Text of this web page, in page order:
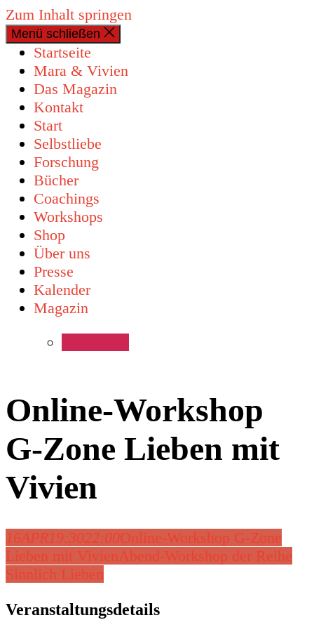
Zum Inhalt springen
Menü schließen
Startseite
Mara & Vivien
Das Magazin
Kontakt
Start
Selbstliebe
Forschung
Bücher
Coachings
Workshops
Shop
Über uns
Presse
Kalender
Magazin
Online-Workshop
G-Zone Lieben mit
Vivien
16APR19:3022:00Online-Workshop G-Zone
Lieben mit VivienAbend-Workshop der Reihe
Sinnlich Lieben
Veranstaltungsdetails